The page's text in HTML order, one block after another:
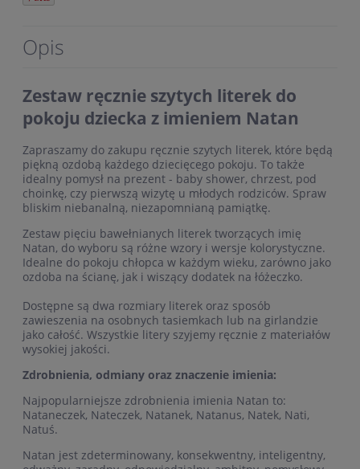
Opis
Zestaw ręcznie szytych literek do
pokoju dziecka z imieniem Natan
Zapraszamy do zakupu ręcznie szytych literek, które będą
piękną ozdobą każdego dziecięcego pokoju. To także
idealny pomysł na prezent - baby shower, chrzest, pod
choinkę, czy pierwszą wizytę u młodych rodziców. Spraw
bliskim niebanalną, niezapomnianą pamiątkę.
Zestaw pięciu bawełnianych literek tworzących imię
Natan, do wyboru są różne wzory i wersje kolorystyczne.
Idealne do pokoju chłopca w każdym wieku, zarówno jako
ozdoba na ścianę, jak i wiszący dodatek na łóżeczko.
Dostępne są dwa rozmiary literek oraz sposób
zawieszenia na osobnych tasiemkach lub na girlandzie
jako całość. Wszystkie litery szyjemy ręcznie z materiałów
wysokiej jakości.
Zdrobnienia, odmiany oraz znaczenie imienia:
Najpopularniejsze zdrobnienia imienia Natan to:
Nataneczek, Nateczek, Natanek, Natanus, Natek, Nati,
Natuś.
Natan jest zdeterminowany, konsekwentny, inteligentny,